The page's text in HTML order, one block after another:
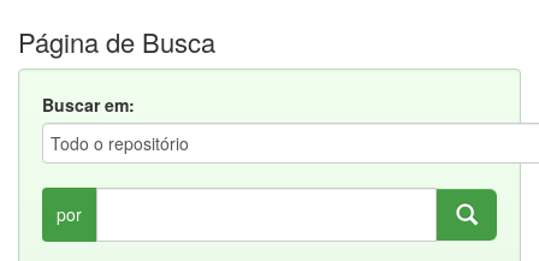
Página de Busca
Buscar em:
por